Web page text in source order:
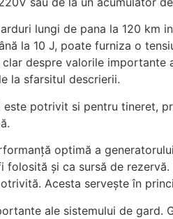
lungi de pana la 120 km
la 10 J, poate furniza o
despre valorile importante
la sfarsitul descrierii.
potrivit si pentru tineret,
optimă a
folosită și ca sursă de rezervă.
Acesta servește în
ale sistemului de gard.